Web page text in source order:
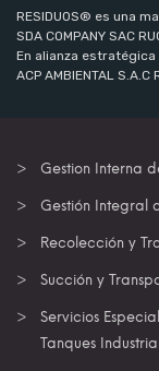
RESIDUOS® es una
SDA COMPANY SAC
En alianza estratégica
ACP AMBIENTAL
Gestion Interna
Gestión Integral
Recolección y
Succión y
Servicios
Tanques